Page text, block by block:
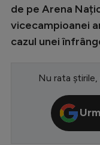
LaLiga
de pe Arena
vicecampioanei
cazul unei
Nu rata știrile,